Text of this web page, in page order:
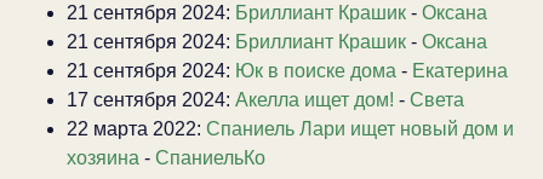
21 сентября 2024: Бриллиант Крашик - Оксана
21 сентября 2024: Бриллиант Крашик - Оксана
21 сентября 2024: Юк в поиске дома - Екатерина
17 сентября 2024: Акелла ищет дом! - Света
22 марта 2022: Спаниель Лари ищет новый дом и
хозяина - СпаниельКо